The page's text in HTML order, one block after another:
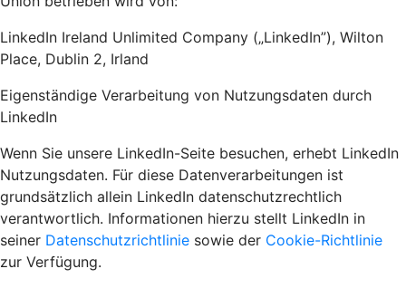
LinkedIn Ireland Unlimited Company („LinkedIn”), Wilton
Place, Dublin 2, Irland
Eigenständige Verarbeitung von Nutzungsdaten durch
LinkedIn
Wenn Sie unsere LinkedIn-Seite besuchen, erhebt LinkedIn
Nutzungsdaten. Für diese Datenverarbeitungen ist
grundsätzlich allein LinkedIn datenschutzrechtlich
verantwortlich. Informationen hierzu stellt LinkedIn in
seiner Datenschutzrichtlinie sowie der Cookie-Richtlinie
zur Verfügung.